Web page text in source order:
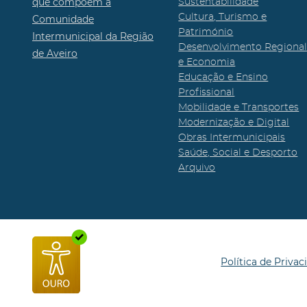
Comunidade
Intermunicipal da Região
de Aveiro
Cultura, Turismo e
Património
Desenvolvimento Regional
e Economia
Educação e Ensino
Profissional
Mobilidade e Transportes
Modernização e Digital
Obras Intermunicipais
Saúde, Social e Desporto
Arquivo
Política de